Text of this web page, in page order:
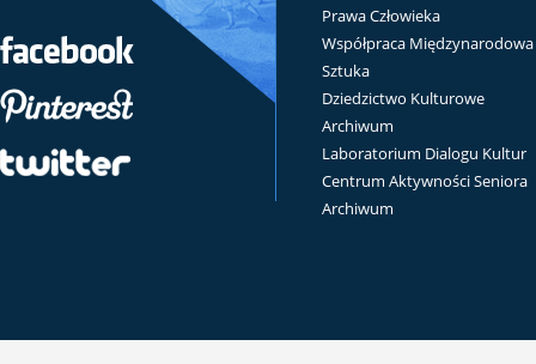
Prawa Człowieka
Współpraca Międzynarodowa
Sztuka
Dziedzictwo Kulturowe
Archiwum
Laboratorium Dialogu Kultur
Centrum Aktywności Seniora
Archiwum